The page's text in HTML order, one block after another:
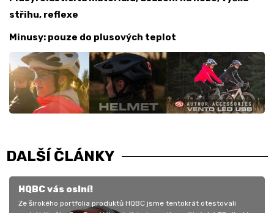
střihu, reflexe
Minusy: pouze do plusových teplot
DALŠÍ ČLÁNKY
HQBC vás oslní!
Ze širokého portfolia produktů HQBC jsme tentokrát otestovali